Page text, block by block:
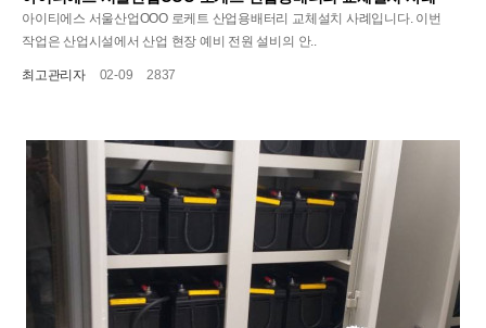
아이티에스 서울산업OOO 로케트 산업용배터리 교체설치 사례입니다. 이번
작업은 산업시설에서 산업 현장 예비 전원 설비의 안..
최고관리자 02-09 2837